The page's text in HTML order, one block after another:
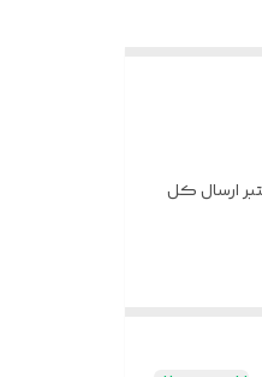
کالا فروش بافاکتور معتبر ارسال کل